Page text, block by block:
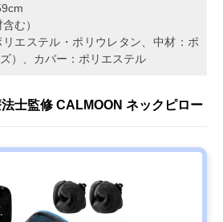
む）
リエステル・ポリウレタン、中材：ポ
）、カバー：ポリエステル
士監修 CALMOON ネックピロー